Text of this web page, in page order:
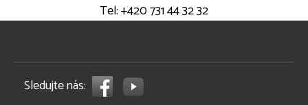
Tel: +420 731 44 32 32
Sledujte nás: